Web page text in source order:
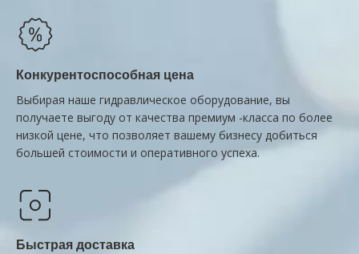
Конкурентоспособная цена
Выбирая наше гидравлическое оборудование, вы
получаете выгоду от качества премиум -класса по более
низкой цене, что позволяет вашему бизнесу добиться
большей стоимости и оперативного успеха.
Быстрая доставка